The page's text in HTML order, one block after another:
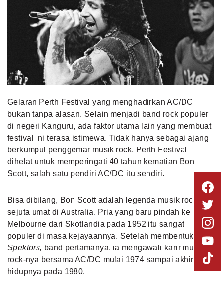
Gelaran Perth Festival
yang menghadirkan AC/DC
bukan tanpa alasan. Selain menjadi band rock populer
di negeri Kanguru, ada faktor utama lain yang membuat
festival ini terasa istimewa. Tidak hanya sebagai ajang
berkumpul penggemar musik rock, Perth Festival
dihelat untuk memperingati 40 tahun kematian Bon
Scott, salah satu pendiri AC/DC itu sendiri.
Bisa dibilang, Bon Scott adalah legenda musik rock
sejuta umat di Australia. Pria yang baru pindah ke
Melbourne dari Skotlandia pada 1952 itu sangat
populer di masa kejayaannya. Setelah membentuk
The
Spektors, band pertamanya, ia mengawali karir musik
rock-nya bersama AC/DC mulai 1974 sampai akhir
hidupnya pada 1980.